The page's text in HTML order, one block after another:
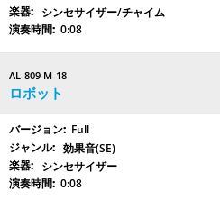
シンセサイザー/チャイム
0:08
AL-809 M-18
ロボット
Full
効果音(SE)
シンセサイザー
0:08